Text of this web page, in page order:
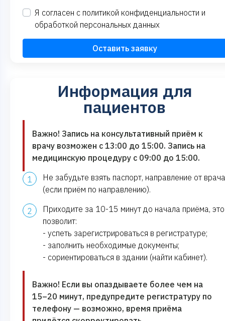
Я согласен с политикой конфиденциальности и
обработкой персональных данных
Оставить заявку
Информация для
пациентов
Важно! Запись на консультативный приём к
врачу возможен с 13:00 до 15:00. Запись на
медицинскую процедуру с 09:00 до 15:00.
Не забудьте взять паспорт, направление от врача
(если приём по направлению).
Приходите за 10-15 минут до начала приёма, это
позволит:
- успеть зарегистрироваться в регистратуре;
- заполнить необходимые документы;
- сориентироваться в здании (найти кабинет).
Важно! Если вы опаздываете более чем на
15–20 минут, предупредите регистратуру по
телефону — возможно, время приёма